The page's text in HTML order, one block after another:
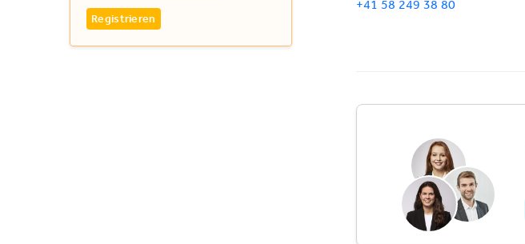
Registrieren
+41 58 249 38 80